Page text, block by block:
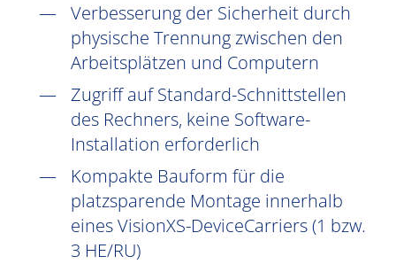
Verbesserung der Sicherheit durch
physische Trennung zwischen den
Arbeitsplätzen und Computern
Zugriff auf Standard-Schnittstellen
des Rechners, keine Software-
Installation erforderlich
Kompakte Bauform für die
platzsparende Montage innerhalb
eines VisionXS-DeviceCarriers (1 bzw.
3 HE/RU)